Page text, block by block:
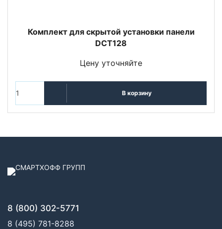
Комплект для скрытой установки панели
DCT128
Цену уточняйте
В корзину
8 (800) 302-5771
8 (495) 781-8288